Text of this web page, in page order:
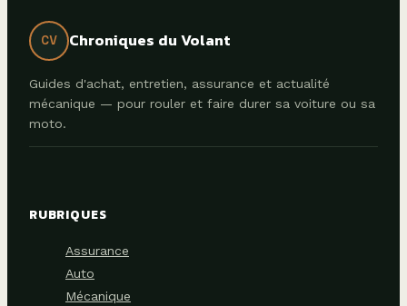
CV Chroniques du Volant
Guides d'achat, entretien, assurance et actualité
mécanique — pour rouler et faire durer sa voiture ou sa
moto.
RUBRIQUES
Assurance
Auto
Mécanique